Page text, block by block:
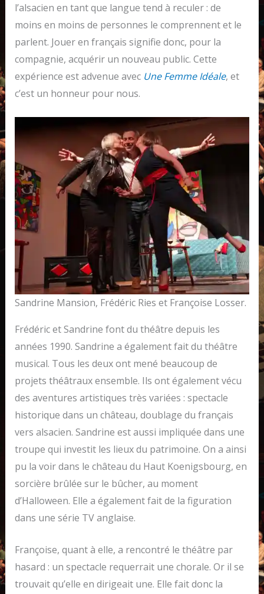
l’alsacien en tant que langue tend à reculer : de
moins en moins de personnes le comprennent et le
parlent. Jouer en français signifie donc, pour la
compagnie, acquérir un nouveau public. Cette
expérience est advenue avec Une Femme Idéale, et
c’est un honneur pour nous.
Sandrine Mansion, Frédéric Ries et Françoise Losser.
Frédéric et Sandrine font du théâtre depuis les
années 1990. Sandrine a également fait du théâtre
musical. Tous les deux ont mené beaucoup de
projets théâtraux ensemble. Ils ont également vécu
des aventures artistiques très variées : spectacle
historique dans un château, doublage du français
vers alsacien. Sandrine est aussi impliquée dans une
troupe qui investit les lieux du patrimoine. On a ainsi
pu la voir dans le château du Haut Koenigsbourg, en
sorcière brûlée sur le bûcher, au moment
d’Halloween. Elle a également fait de la figuration
dans une série TV anglaise.
Françoise, quant à elle, a rencontré le théâtre par
hasard : un spectacle requerrait une chorale. Or il se
trouvait qu’elle en dirigeait une. Elle fait donc la